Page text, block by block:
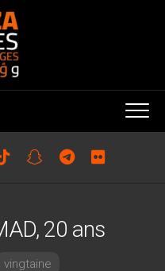
20 ans
vingtaine